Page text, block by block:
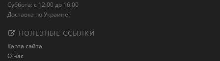
Суббота: с 12:00 до 16:00
Доставка по Украине!
ПОЛЕЗНЫЕ ССЫЛКИ
Карта сайта
О нас